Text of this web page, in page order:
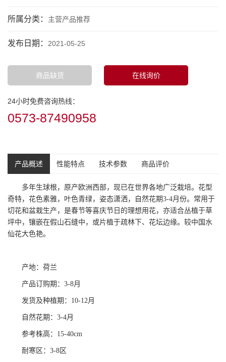
所属分类： 主营产品推荐
发布日期： 2021-05-25
商品缺货 在线询价
24小时免费咨询热线：
0573-87490958
产品概述 性能特点 技术参数 商品评价
多年生球根，原产欧洲西部，现已在世界各地广泛栽培。花型
奇特，花色素雅，叶色青绿，姿态潇洒，自然花期3-4月份。常用于
切花和盆栽生产，是春节等喜庆节日的理想用花，亦适合丛植于草
坪中，镶嵌在假山石缝中，或片植于疏林下、花坛边缘。较中国水
仙花大色艳。
产地：荷兰
产品订购期：3-8月
发货及种植期：10-12月
自然花期：3-4月
参考株高：15-40cm
耐寒区：3-8区